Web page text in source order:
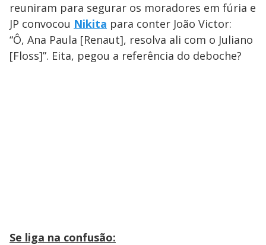
reuniram para segurar os moradores em fúria e
JP convocou Nikita para conter João Victor:
“Ô, Ana Paula [Renaut], resolva ali com o Juliano
[Floss]”. Eita, pegou a referência do deboche?
Se liga na confusão: